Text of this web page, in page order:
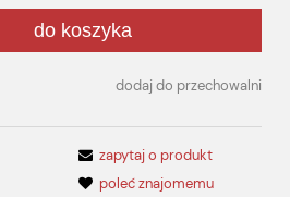
do koszyka
dodaj do przechowalni
zapytaj o produkt
poleć znajomemu